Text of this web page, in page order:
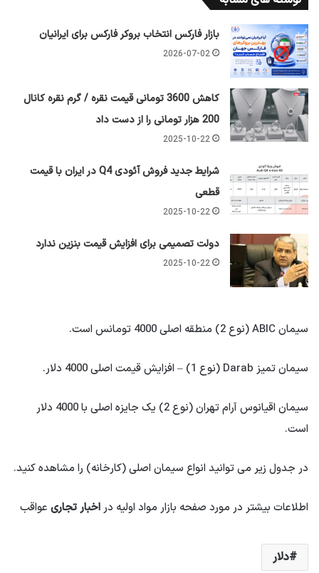
بازار فارکس انتخاب بروکر فارکس برای ایرانیان
2026-07-02
کاهش 3600 تومانی قیمت نقره / گرم نقره کانال
200 هزار تومانی را از دست داد
2025-10-22
شرایط جدید فروش آئودی Q4 در ایران با قیمت
قطعی
2025-10-22
دولت تصمیمی برای افزایش قیمت بنزین ندارد
2025-10-22
سیمان ABIC (نوع 2) منطقه اصلی 4000 تومانس است.
سیمان تمیز Darab (نوع 1) – افزایش قیمت اصلی 4000 دلار.
سیمان اقیانوس آرام تهران (نوع 2) یک جایزه اصلی با 4000 دلار
است.
در جدول زیر می توانید انواع سیمان اصلی (کارخانه) را مشاهده کنید.
اطلاعات بیشتر در مورد صفحه بازار مواد اولیه دراخبار تجاری عواقب
دلار